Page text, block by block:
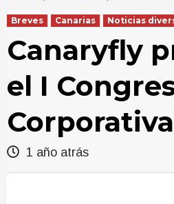
Breves Canarias Noticias
Canaryfly
el I
1 año atrás